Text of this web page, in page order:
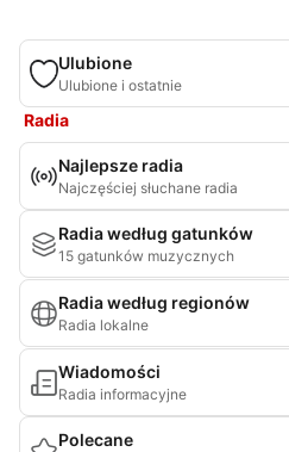
Ulubione
Ulubione i ostatnie
Radia
Najlepsze radia
Najczęściej słuchane radia
Radia według gatunków
15 gatunków muzycznych
Radia według regionów
Radia lokalne
Wiadomości
Radia informacyjne
Polecane